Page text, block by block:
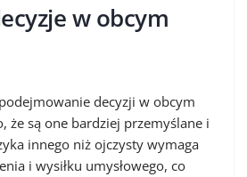
w obcym
decyzji w obcym
że są one bardziej przemyślane i
innego niż ojczysty wymaga
i wysiłku umysłowego, co